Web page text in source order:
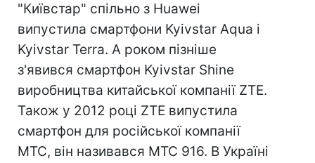
"Київстар" спільно з Huawei
випустила смартфони Kyivstar Aqua і
Kyivstar Terra. А роком пізніше
з'явився смартфон Kyivstar Shine
виробництва китайської компанії ZTE.
Також у 2012 році ZTE випустила
смартфон для російської компанії
МТС, він називався МТС 916. В Україні